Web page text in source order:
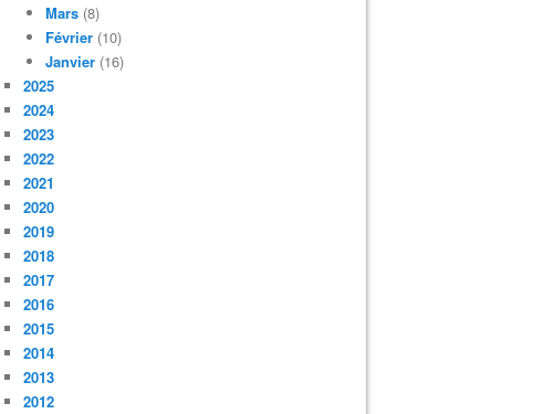
Mars (8)
Février (10)
Janvier (16)
2025
2024
2023
2022
2021
2020
2019
2018
2017
2016
2015
2014
2013
2012